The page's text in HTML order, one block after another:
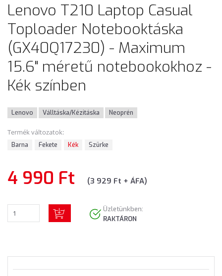
Lenovo T210 Laptop Casual
Toploader Notebooktáska
(GX40Q17230) - Maximum
15.6" méretű notebookokhoz -
Kék színben
Lenovo Válltáska/Kézitáska Neoprén
Termék változatok:
Barna Fekete Kék Szürke
4 990 Ft (3 929 Ft + ÁFA)
Üzletünkben:
RAKTÁRON